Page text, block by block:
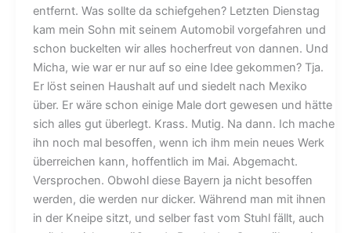
entfernt. Was sollte da schiefgehen? Letzten Dienstag
kam mein Sohn mit seinem Automobil vorgefahren und
schon buckelten wir alles hocherfreut von dannen. Und
Micha, wie war er nur auf so eine Idee gekommen? Tja.
Er löst seinen Haushalt auf und siedelt nach Mexiko
über. Er wäre schon einige Male dort gewesen und hätte
sich alles gut überlegt. Krass. Mutig. Na dann. Ich mache
ihn noch mal besoffen, wenn ich ihm mein neues Werk
überreichen kann, hoffentlich im Mai. Abgemacht.
Versprochen. Obwohl diese Bayern ja nicht besoffen
werden, die werden nur dicker. Während man mit ihnen
in der Kneipe sitzt, und selber fast vom Stuhl fällt, auch